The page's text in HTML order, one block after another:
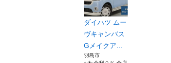
ダイハツ ムー
ヴキャンバス
Gメイクア...
羽島市